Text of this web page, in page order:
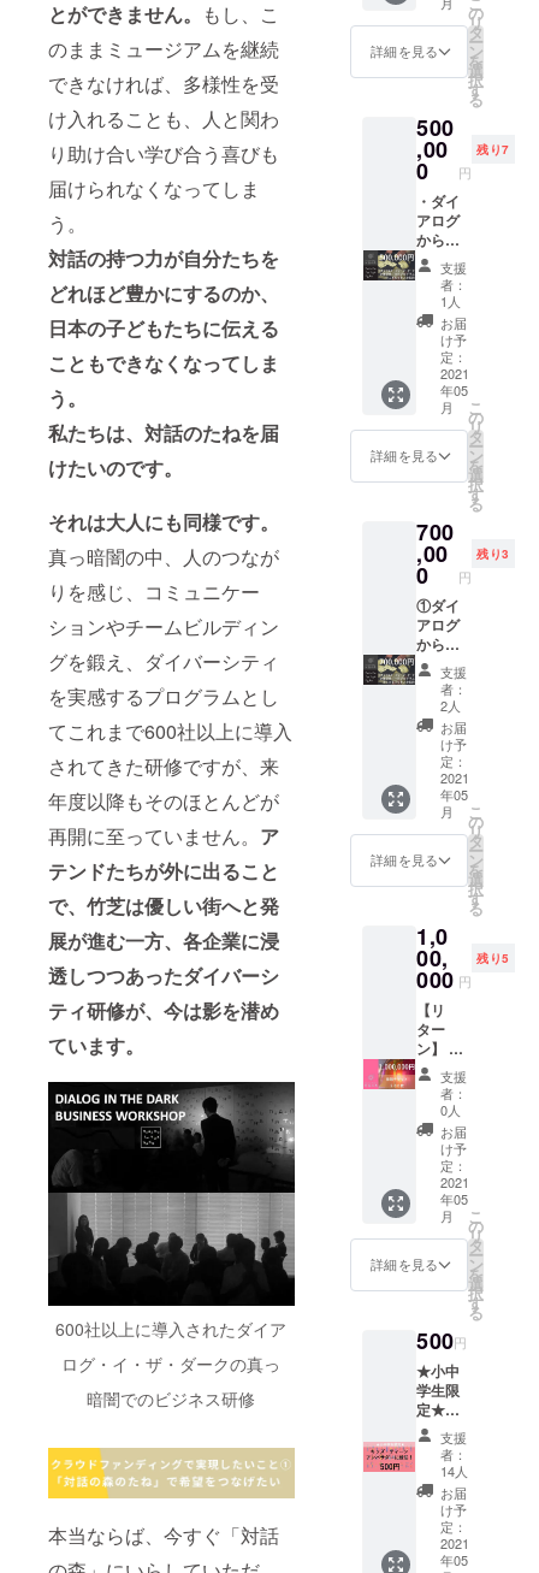
とができません。 もし、こ
のままミュージアムを継続
できなければ、多様性を受
け入れることも、人と関わ
り助け合い学び合う喜びも
届けられなくなってしま
う。
対話の持つ力が自分たちを
どれほど豊かにするのか、
日本の子どもたちに伝える
こともできなくなってしま
う。
私たちは、対話のたねを届
けたいのです。
それは大人にも同様です。
真っ暗闇の中、人のつなが
りを感じ、コミュニケー
ションやチームビルディン
グを鍛え、ダイバーシティ
を実感するプログラムとし
てこれまで600社以上に導入
されてきた研修ですが、来
年度以降もそのほとんどが
再開に至っていません。 ア
テンドたちが外に出ること
で、竹芝は優しい街へと発
展が進む一方、各企業に浸
透しつつあったダイバーシ
ティ研修が、今は影を潜め
ています。
600社以上に導入されたダイア
ログ・イ・ザ・ダークの真っ
暗闇でのビジネス研修
本当ならば、今すぐ「対話
みんな
が「盲
ター」
にな
り、日
常を面
白くし
ていく
ため
に。ひ
やまっ
ちへの
質問・
相談も
お待ち
してお
りま
す！
平和へ
をコー
ラスメ
広げる
活動も
精力的
でマ
レーシ
ア、ア
メリ
カ、香
港など
でも演
奏。
す。 ・
ンご購
入者ご
も、ご
体験は
可能で
友人や
知人に
「チ
ケット
コー
ド」を
プレゼ
ントと
してお
渡しい
ただく
ことも
す！ ・
本チ
生・お
子様も
ご体験
すが、
差額の
ご返金
はいた
しかね
ます。
・有効
期限は
１年間
です。
ご予約
確定後
変更・
返金は
ねま
す。
※10枚以
購入の
方は、
紙での
チケッ
トをお
送りい
たしま
す。ご
希望の
方は備
考欄に
「紙チ
希望」
とご記
メール
に記載
された
ご希望
日をお
選びい
ただ
き、
「チ
ケット
コー
ド」を
入力
後、ご
予約が
確定と
なりま
す。 ・
リター
ンご購
入者ご
体験は
可能で
す。ご
友人や
知人に
「チ
ケット
コー
ド」を
プレゼ
ントと
してお
渡しい
ただく
ことも
可能で
す！ ・
本チ
子様も
ご体験
できま
すが、
差額の
ご返金
はいた
しかね
ます。
・有効
期限は
１年間
です。
ご予約
確定後
の日程
変更・
返金は
す。
※10枚以
上をご
購入の
方は、
紙での
チケッ
トをお
送りい
たしま
す。ご
希望の
いただ
けま
す。開
は2時間
・日程
につい
ては、
別途事
務局と
相談に
なりま
す。な
お、開
催期限
は1年で
す。 ・
オンラ
イン通
話アプ
リZoom
を使用
しての
ケット
につい
て 東
京・竹
芝「対
森」ま
たは大
阪「対
話のあ
る家」
で開催
中のプ
ログラ
ムおひ
とつを
ご体験
いただ
けま
す。 東
京会場
「対話
の
森」：
https://t
aiwano
alogue.
or.jp/ 大
阪会場
「対話
のある
家」：
https://
www.su
mufum
ulab.jp/
did/ ・
本チ
ケット
はチ
ケット
レスで
す。ご
入力い
ただい
たメー
レス
に、ク
ラウド
ファン
デング
終了
後、
「チ
ケット
コー
ド」を
お送り
いたし
ます。
メール
に記載
された
手順に
沿って
ご体験
日をお
選びい
ただ
き、
「チ
ケット
コー
ド」を
入力
後、ご
予約が
確定と
なりま
は1年で
す。
12名で
す。２
グルー
プに分
かれて
いただ
きま
す。 ※
日程に
ついて
はクラ
ウド
ファン
ディン
グ終了
後、事
務局と
相談に
なりま
す。な
お、開
催期限
は1年で
す。
話の
森」ま
たは大
阪「対
話のあ
体験チ
ケット
50枚
（有効
期限１
年間）
★体験
チケッ
トは知
人や同
僚・ご
友人・
ご家族
へのプ
レゼン
トも可
能で
す！ ＝
＝＝＝
＝ ■体
ケット
につい
て 東
京・竹
芝「対
話の
森」ま
たは大
阪「対
話のあ
る家」
で開催
中のプ
ログラ
ムおひ
とつを
ご体験
いただ
けま
す。 東
「対話
の
森」：
https://t
aiwano
mori.di
alogue.
or.jp/ 大
阪会場
「対話
のある
家」：
https://
www.su
mufum
ulab.jp/
did/ ・
本チ
ケット
はチ
レスで
す。ご
入力い
ただい
たメー
ルアド
レス
に、ク
ラウド
ファン
デング
終了
後、
詳細を見る
の
リ
タ
ー
ン
を
選
択
す
る
500
,00
0 円
残り7
・ダイ
アログ
からの
お礼
メッ
セージ
・「ダ
イアロ
グ・イ
ン・
ザ・
ダー
ク」企
業研
修 半
日プロ
（リア
ルもし
くはオ
ンライ
ン／定
員8名）
③あな
たのご
支援
で、こ
ども５
０人
（小中
学生）
にダイ
アログ
の体験
を贈る
ことが
できま
どもた
ちの感
想をお
送りし
ます！
※ご自身
のご家
族や、
知人の
お子様
をご招
待した
い場合
には、
備考欄
に「招
待チ
ケット
を希
望」と
くださ
い ＝＝
＝＝＝
＝
■「ダイ
アロ
グ・イ
ン・
ザ・
ダー
ク」企
業研
修 半
支援
者：
1人
お届
け予
定：
2021
年05
月
詳細を見る
こ
の
リ
タ
ー
ン
を
選
択
す
る
700
,00
0 円
残り3
①ダイ
アログ
からの
お礼
メッ
セージ
②「ダ
イアロ
グ・イ
ン・
ザ・
ダー
ク」企
業研
修 １
日プロ
（リア
ルもし
くはオ
ンライ
ン／定
員8名）
③あな
たのご
支援
で、こ
ども１
００人
（小中
学生）
にダイ
アログ
の体験
を贈る
ことが
できま
どもた
ちの感
想をお
送りし
ます！
※ご自身
のご家
族や、
知人の
お子様
をご招
待した
い場合
支援
者：
2人
お届
け予
定：
2021
年05
月
詳細を見る
こ
の
リ
タ
ー
ン
を
選
択
す
る
1,0
00,
000 円
残り5
【リ
ター
ン】 ①
ダイア
ログか
らのお
礼メッ
セージ
②東
京・竹
芝「対
話の
森」ま
たは大
阪「対
話のあ
体験チ
ケット
200枚
（有効
期限１
年間）
★体験
チケッ
トは知
人や同
僚・ご
友人・
ご家族
支援
者：
0人
お届
け予
定：
2021
年05
月
詳細を見る
こ
の
リ
タ
ー
ン
を
選
択
す
る
500円
★小中
学生限
定★
キッ
ズ・
ティー
ンから
も応援
を待っ
ていま
す！ ※
支援
者：
14人
お届
け予
定：
2021
年05